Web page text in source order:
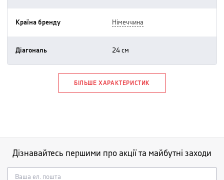
Країна бренду німеччина
Діагональ 24 см
БІЛЬШЕ ХАРАКТЕРИСТИК
Дізнавайтесь першими про акції та майбутні заходи